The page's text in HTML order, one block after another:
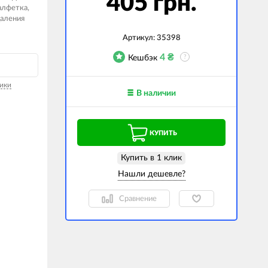
Артикул: 35398
Кешбэк 4 ₴ ?
В наличии
КУПИТЬ
Купить в 1 клик
Сравнение